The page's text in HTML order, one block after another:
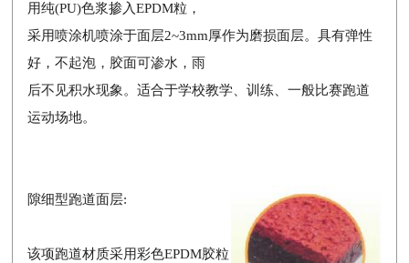
用纯(PU)色浆掺入EPDM粒，
采用喷涂机喷涂于面层2~3mm厚作为磨损面层。具有弹性
好，不起泡，胶面可渗水，雨
后不见积水现象。适合于学校教学、训练、一般比赛跑道
运动场地。
隙细型跑道面层:
该项跑道材质采用彩色EPDM胶粒